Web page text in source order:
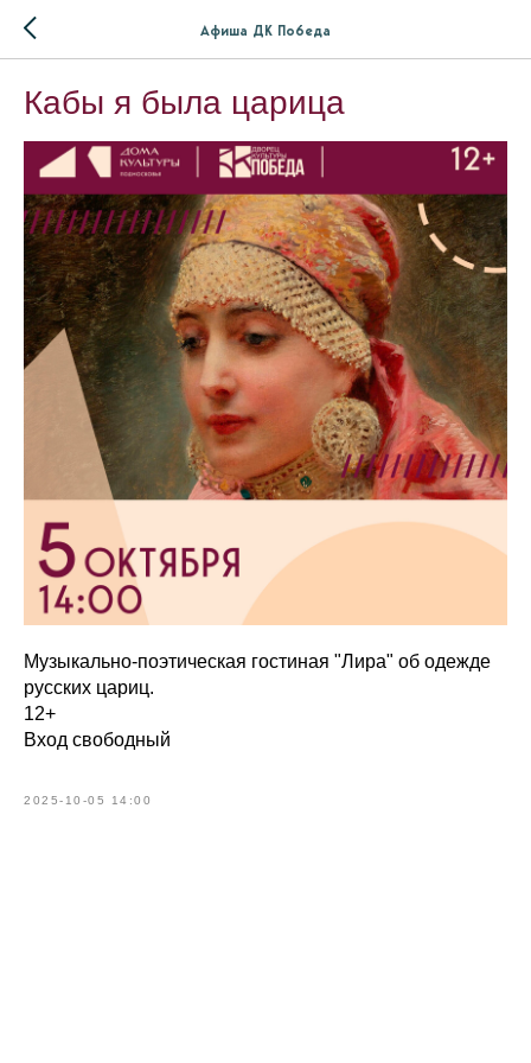
Афиша ДК Победа
Кабы я была царица
Музыкально-поэтическая гостиная "Лира" об одежде
русских цариц.
12+
Вход свободный
2025-10-05 14:00